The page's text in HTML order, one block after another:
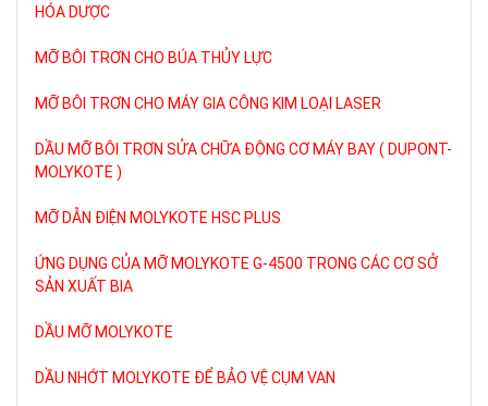
HÓA DƯỢC
MỠ BÔI TRƠN CHO BÚA THỦY LỰC
MỠ BÔI TRƠN CHO MÁY GIA CÔNG KIM LOẠI LASER
DẦU MỠ BÔI TRƠN SỬA CHỮA ĐỘNG CƠ MÁY BAY ( DUPONT-
MOLYKOTE )
MỠ DẪN ĐIỆN MOLYKOTE HSC PLUS
ỨNG DỤNG CỦA MỠ MOLYKOTE G-4500 TRONG CÁC CƠ SỞ
SẢN XUẤT BIA
DẦU MỠ MOLYKOTE
DẦU NHỚT MOLYKOTE ĐỂ BẢO VỆ CỤM VAN